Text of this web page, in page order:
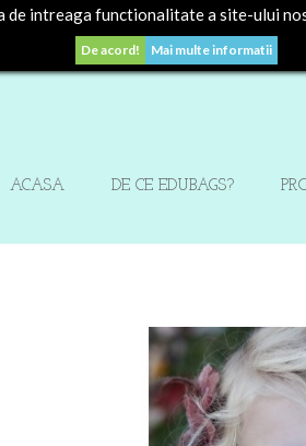
de intreaga functionalitate a site-ului
De acord! Mai multe informatii
ACASA DE CE EDUBAGS?